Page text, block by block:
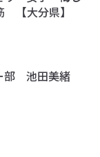
【大分県】
部 池田美緒